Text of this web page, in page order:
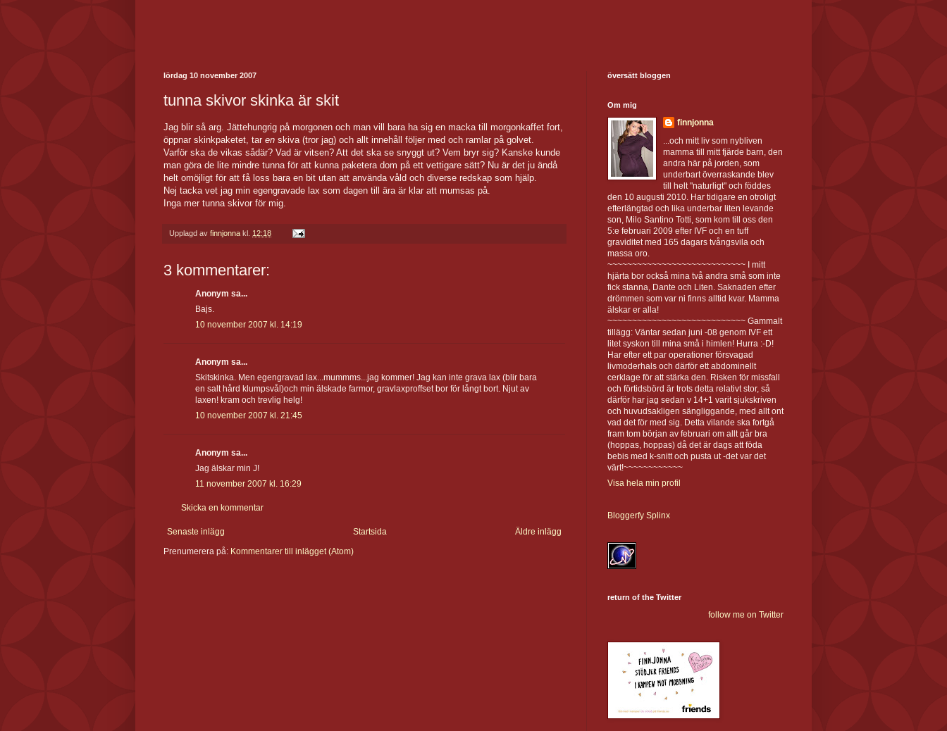
lördag 10 november 2007
tunna skivor skinka är skit
Jag blir så arg. Jättehungrig på morgonen och man vill bara ha sig en macka till morgonkaffet fort,
öppnar skinkpaketet, tar en skiva (tror jag) och allt innehåll följer med och ramlar på golvet.
Varför ska de vikas sådär? Vad är vitsen? Att det ska se snyggt ut? Vem bryr sig? Kanske kunde
man göra de lite mindre tunna för att kunna paketera dom på ett vettigare sätt? Nu är det ju ändå
helt omöjligt för att få loss bara en bit utan att använda våld och diverse redskap som hjälp.
Nej tacka vet jag min egengravade lax som dagen till ära är klar att mumsas på.
Inga mer tunna skivor för mig.
Upplagd av finnjonna kl. 12:18
3 kommentarer:
Anonym sa...
Bajs.
10 november 2007 kl. 14:19
Anonym sa...
Skitskinka. Men egengravad lax...mummms...jag kommer! Jag kan inte grava lax (blir bara
en salt hård klumpsvål)och min älskade farmor, gravlaxproffset bor för långt bort. Njut av
laxen! kram och trevlig helg!
10 november 2007 kl. 21:45
Anonym sa...
Jag älskar min J!
11 november 2007 kl. 16:29
Skicka en kommentar
Senaste inlägg Äldre inlägg
Startsida
Prenumerera på: Kommentarer till inlägget (Atom)
översätt bloggen
Om mig
finnjonna
...och mitt liv som nybliven
mamma till mitt fjärde barn, den
andra här på jorden, som
underbart överraskande blev
till helt "naturligt" och föddes
den 10 augusti 2010. Har tidigare en otroligt
efterlängtad och lika underbar liten levande
son, Milo Santino Totti, som kom till oss den
5:e februari 2009 efter IVF och en tuff
graviditet med 165 dagars tvångsvila och
massa oro.
~~~~~~~~~~~~~~~~~~~~~~~~~~~~ I mitt
hjärta bor också mina två andra små som inte
fick stanna, Dante och Liten. Saknaden efter
drömmen som var ni finns alltid kvar. Mamma
älskar er alla!
~~~~~~~~~~~~~~~~~~~~~~~~~~~~ Gammalt
tillägg: Väntar sedan juni -08 genom IVF ett
litet syskon till mina små i himlen! Hurra :-D!
Har efter ett par operationer försvagad
livmoderhals och därför ett abdominellt
cerklage för att stärka den. Risken för missfall
och förtidsbörd är trots detta relativt stor, så
därför har jag sedan v 14+1 varit sjukskriven
och huvudsakligen sängliggande, med allt ont
vad det för med sig. Detta vilande ska fortgå
fram tom början av februari om allt går bra
(hoppas, hoppas) då det är dags att föda
bebis med k-snitt och pusta ut -det var det
värt!~~~~~~~~~~~~
Visa hela min profil
Bloggerfy Splinx
return of the Twitter
follow me on Twitter